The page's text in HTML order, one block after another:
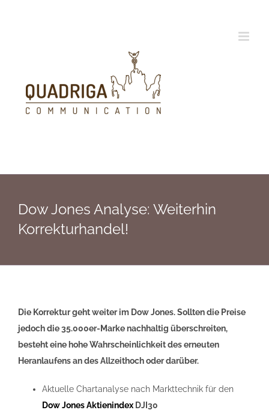
Dow Jones Analyse: Weiterhin
Korrekturhandel!
Die Korrektur geht weiter im Dow Jones. Sollten die Preise
jedoch die 35.000er-Marke nachhaltig überschreiten,
besteht eine hohe Wahrscheinlichkeit des erneuten
Heranlaufens an des Allzeithoch oder darüber.
Aktuelle Chartanalyse nach Markttechnik für den
Dow Jones Aktienindex DJI30